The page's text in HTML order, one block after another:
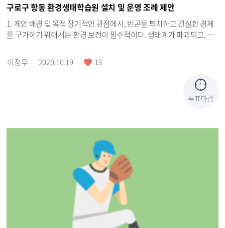
분실 할때마다 5천원의 비용을 지불해야 할테죠. 아이들의 지문 인식이
어렵다면 학부모의 지문인식도 좋고요. 스마트한 시대에 홍채 인식도
괜찮다고 생각합니다. 그 전처럼 차량 운행 하지 않는 어린이집의 아이
들은 이런 전자 출결 카드를 사용 안해도 충분히 아이들이 원에 잘 등원
불편함 점이 많아졌습니다... 사진 첨부를 하고 싶지만 아이들 등원 한
구로구 항동 환경생태학습원 설치 및 운영 조례 제안
1. 제안 배경 및 목적 장기적인 관점에서, 빈곤을 퇴치하고 건실한 경제
를 구가하기 위해서는 환경 보전이 필수적이다. 생태계가 파괴되고, 자
을 보장할 수 없다. 경제 성장 및 사회 복지 등에 있어 생물다양성을 보존
하고, 기후변화와 그 영향을 완화하는 것은 더 이상 선택이 아니다. &#0
34;인류는 물, 공기뿐 아니라 경제, 식량, 의료 등 다양한 부분에서 지구
관리, 이용, 보전이 실행되지 않는다면, 인류의 경제와 안녕은 붕괴될 수
적극적으로 도입 및 이행해하여 기업, 학계, 시민사회 및 일반 시민 관심
도를 높일 수 있도록 환경생태 발전 조례를 제정하고 실천할 수 있는 환
경생태학습원을 설치하여 관련 지식, 기능, 태도, 가치관 등을 학습 및
체험장 개소를 제안한다. 2. 구로의 환경생태학습의 시작은 항동에서 특
히 항동은 서울푸른수목원과 천왕산, 대규모 근린공원 및 역곡천 등이
위치하고 있으며, 생태환경 조기교육이 필요한 유아 아동, 청소년 집중
환경과 관련한 지식·기능·태도·가치관 등을 학습하고 실천 가능한 장
이정우 2020.10.19 13
투표마감